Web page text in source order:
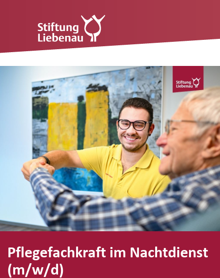
Pflegefachkraft im Nachtdienst
(m/w/d)